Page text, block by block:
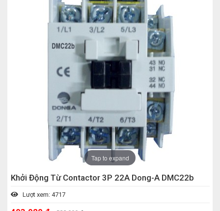
Tap to expand
Khởi Động Từ Contactor 3P 22A Dong-A DMC22b
Lượt xem: 4717